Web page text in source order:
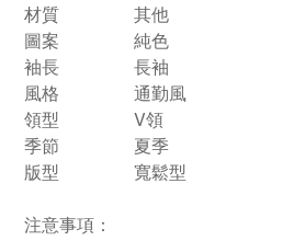
材質
其他
圖案
純色
袖長
長袖
風格
通勤風
領型
V領
季節
夏季
版型
寬鬆型
注意事項：